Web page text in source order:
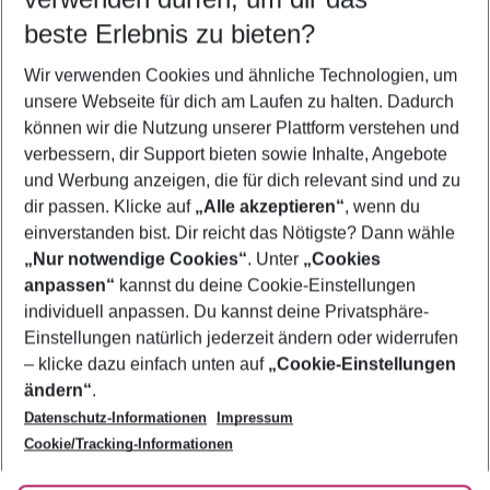
Flug & Hotel Calella
Frübucher Angebote Calella für 2026
Familienurlaub Calella
Pauschalreisen Calella
Urlaub Calella
Footer
Footer navigation
Über uns
AGB
Bestpreisgarantie
Cookie-Einstellungen ändern
Cookie-Richtlinie
Agenturbetreuung
Barrierefreies Reisen
Folge uns
beste Erlebnis zu bieten?
Wir verwenden Cookies und ähnliche Technologien, um
unsere Webseite für dich am Laufen zu halten. Dadurch
können wir die Nutzung unserer Plattform verstehen und
verbessern, dir Support bieten sowie Inhalte, Angebote
und Werbung anzeigen, die für dich relevant sind und zu
dir passen. Klicke auf „Alle akzeptieren“, wenn du
einverstanden bist. Dir reicht das Nötigste? Dann wähle
„Nur notwendige Cookies“. Unter „Cookies
anpassen“ kannst du deine Cookie-Einstellungen
individuell anpassen. Du kannst deine Privatsphäre-
Einstellungen natürlich jederzeit ändern oder widerrufen
– klicke dazu einfach unten auf „Cookie-Einstellungen
ändern“.
Datenschutz-Informationen
Impressum
Cookie/Tracking-Informationen